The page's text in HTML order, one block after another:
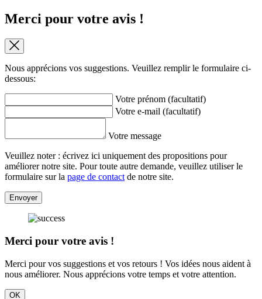
Merci pour votre avis !
Nous apprécions vos suggestions. Veuillez remplir le formulaire ci-
dessous:
Votre prénom (facultatif)
Votre e-mail (facultatif)
Votre message
Veuillez noter : écrivez ici uniquement des propositions pour
améliorer notre site. Pour toute autre demande, veuillez utiliser le
formulaire sur la page de contact de notre site.
Envoyer
Merci pour votre avis !
Merci pour vos suggestions et vos retours ! Vos idées nous aident à
nous améliorer. Nous apprécions votre temps et votre attention.
OK